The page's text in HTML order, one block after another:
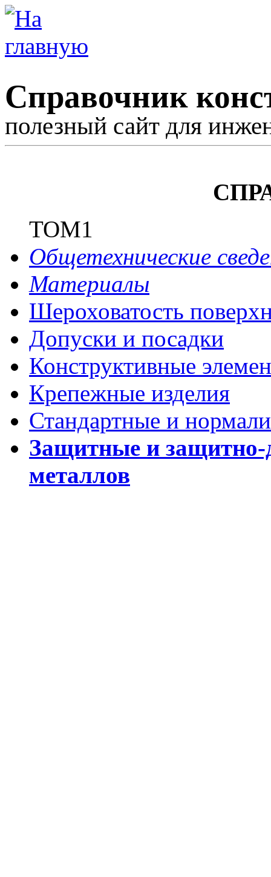
Справочник
полезный сайт для
ТОМ1
Общетехнические
Материалы
Шероховатость
Допуски и посадки
Конструктивные
Крепежные изделия
Стандартные и
Защитные и защитно-
металлов